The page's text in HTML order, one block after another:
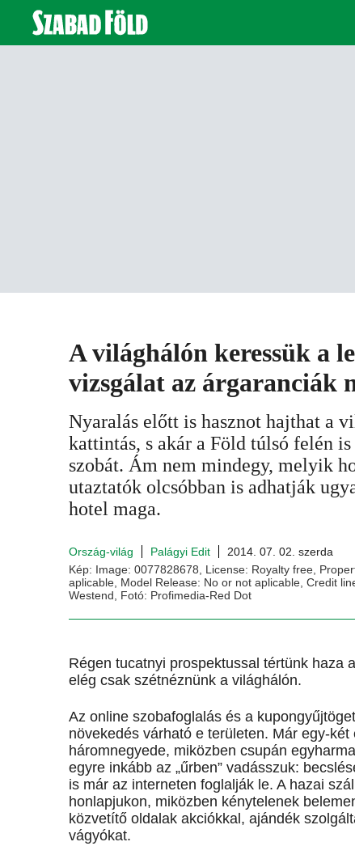
A világhálón keressük a
vizsgálat az árgaranciák
Nyaralás előtt is hasznot hajthat a
kattintás, s akár a Föld túlsó felén
szobát. Ám nem mindegy, melyik
utaztatók olcsóbban is adhatják
hotel maga.
Ország-világ Palágyi Edit
2014. 07. 02. szerda
Kép: Image: 0077828678, License: Royalty free,
aplicable, Model Release: No or not aplicable, Credit
Westend, Fotó: Profimedia-Red Dot
Régen tucatnyi prospektussal tértünk haza
elég csak szétnéznünk a világhálón.
Az online szobafoglalás és a
növekedés várható e területen. Már egy-
háromnegyede, miközben csupán
egyre inkább az „űrben” vadásszuk:
is már az interneten foglalják le. A hazai
honlapjukon, miközben kénytelenek
közvetítő oldalak akciókkal, ajándék
vágyókat.